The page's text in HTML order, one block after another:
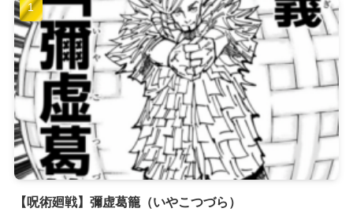
【呪術廻戦】彌虚葛籠（いやこつづら）